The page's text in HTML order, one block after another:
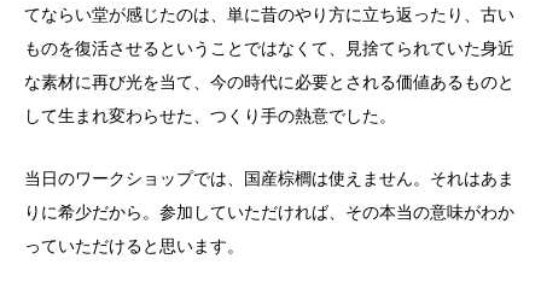
てならい堂が感じたのは、単に昔のやり方に立ち返ったり、古い
ものを復活させるということではなくて、見捨てられていた身近
な素材に再び光を当て、今の時代に必要とされる価値あるものと
して生まれ変わらせた、つくり手の熱意でした。
当日のワークショップでは、国産棕櫚は使えません。それはあま
りに希少だから。参加していただければ、その本当の意味がわか
っていただけると思います。